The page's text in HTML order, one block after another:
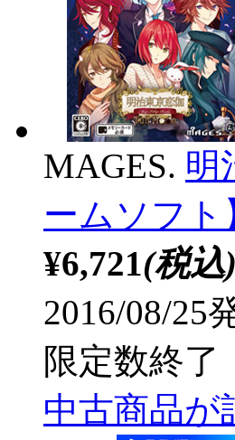
MAGES. 明
ームソフト
¥6,721(税込)
2016/08/25
限定数終了
中古商品が